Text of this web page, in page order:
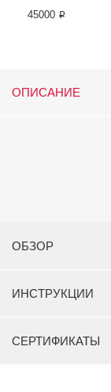
45000 ₽
ОПИСАНИЕ
ОБЗОР
ИНСТРУКЦИИ
СЕРТИФИКАТЫ